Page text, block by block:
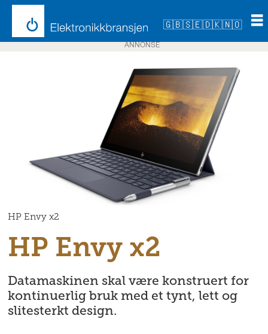
🇬🇧🇸🇪🇩🇰🇳🇴
ANNONSE
HP Envy x2
HP Envy x2
Datamaskinen skal være konstruert for
kontinuerlig bruk med et tynt, lett og
slitesterkt design.